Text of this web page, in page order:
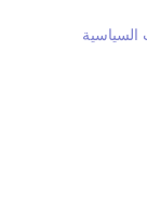
السياسية